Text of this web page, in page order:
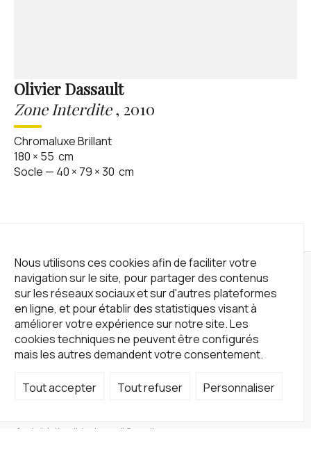
Nous utilisons ces cookies afin de faciliter votre
navigation sur le site, pour partager des contenus
sur les réseaux sociaux et sur d'autres plateformes
en ligne, et pour établir des statistiques visant à
améliorer votre expérience sur notre site. Les
cookies techniques ne peuvent être configurés
mais les autres demandent votre consentement.
Tout accepter Tout refuser Personnaliser
Olivier Dassault
Zone Interdite, 2010
Chromaluxe Brillant
180 × 55 cm
Socle — 40 × 79 ×30 cm
fondsdotationolivierdassault@gmail.com